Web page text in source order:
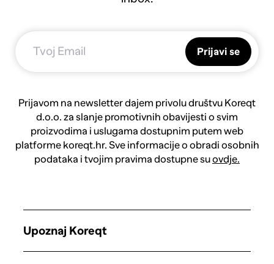
Prijavi se
Prijavom na newsletter dajem privolu društvu Koreqt
d.o.o. za slanje promotivnih obavijesti o svim
proizvodima i uslugama dostupnim putem web
platforme koreqt.hr. Sve informacije o obradi osobnih
podataka i tvojim pravima dostupne suovdje.
Upoznaj Koreqt